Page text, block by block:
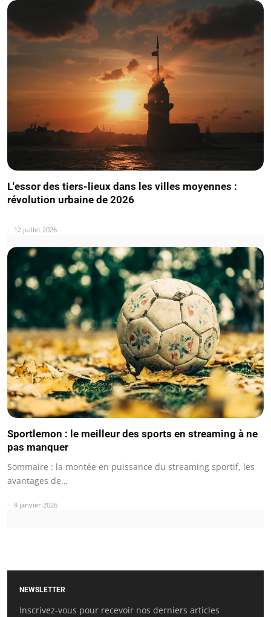
L'essor des tiers-lieux dans les villes moyennes :
révolution urbaine de 2026
12 juillet 2026
Sportlemon : le meilleur des sports en streaming à ne
pas manquer
Sommaire : la montée en puissance du streaming sportif, les
avantages de…
9 janvier 2026
NEWSLETTER
Inscrivez-vous pour recevoir nos derniers articles